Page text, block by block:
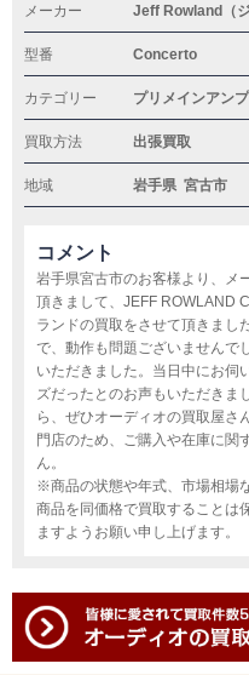
メーカー Jeff Rowland（
型番 Concerto
カテゴリー プリメインアンプ
買取方法 出張買取
地域 岩手県 宮古市
コメント
岩手県宮古市のお客様より、メ
頂きまして、JEFF ROWLAND
ランドの買取をさせて頂きまし
で、動作も問題ございませんで
いただきました。当日中にお伺
ズだったとのお声もいただきま
ら、ぜひオーディオの買取屋
門店のため、ご購入や在庫に関
ん。
※商品の状態や年式、市場相場
商品を同価格で買取することは
ますようお願い申し上げます。